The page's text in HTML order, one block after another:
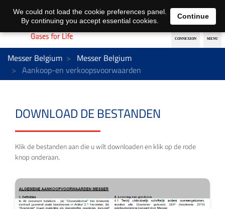
Nederlands français
Messer Belgium
Messer Belgium
Aankoop-en verkoopsvoorwaarden
DOWNLOAD DE BESTANDEN
Klik de bestanden aan die u wilt downloaden en klik op de rode
knop onderaan.
We could not load the cookie preferences panel.
By continuing you accept essential cookies.
Continue